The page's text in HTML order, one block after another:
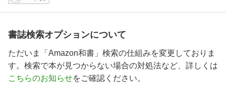
書誌検索オプションについて
ただいま「Amazon和書」検索の仕組みを変更しておりま
す。検索で本が見つからない場合の対処法など、詳しくは
こちらのお知らせをご確認ください。